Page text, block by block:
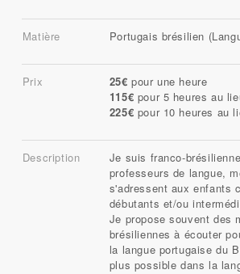
Matière Portugais brésilien
Prix 25€ pour une heure
115€ pour 5 heures au
225€ pour 10 heures au
Description
Je suis franco-
professeurs de langue,
s'adressent aux enfants
débutants et/ou
Je propose souvent des
brésiliennes à écouter
la langue portugaise du
plus possible dans la